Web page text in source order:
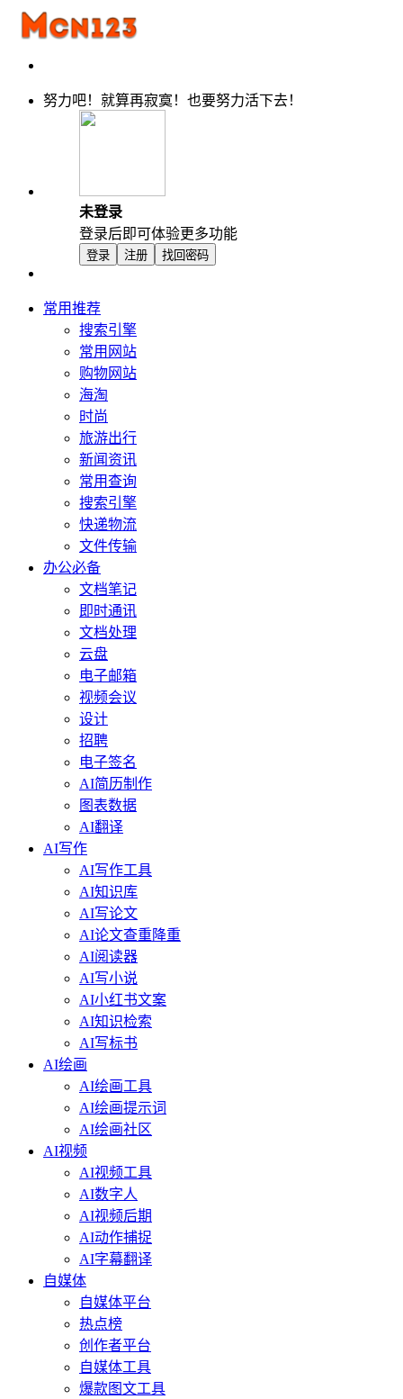
努力吧！就算再寂寞！也要努力活下去！
未登录
登录后即可体验更多功能
登录 注册 找回密码
常用推荐
搜索引擎
常用网站
购物网站
海淘
时尚
旅游出行
新闻资讯
常用查询
搜索引擎
快递物流
文件传输
办公必备
文档笔记
即时通讯
文档处理
云盘
电子邮箱
视频会议
设计
招聘
电子签名
AI简历制作
图表数据
AI翻译
AI写作
AI写作工具
AI知识库
AI写论文
AI论文查重降重
AI阅读器
AI写小说
AI小红书文案
AI知识检索
AI写标书
AI绘画
AI绘画工具
AI绘画提示词
AI绘画社区
AI视频
AI视频工具
AI数字人
AI视频后期
AI动作捕捉
AI字幕翻译
自媒体
自媒体平台
热点榜
创作者平台
自媒体工具
爆款图文工具